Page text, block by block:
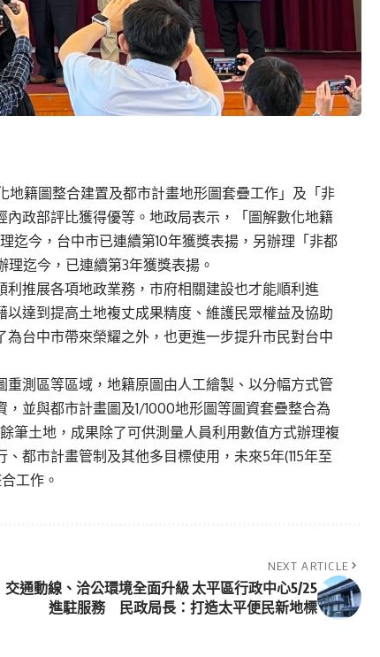
地籍圖整合建置及都市計畫地形圖套疊工作」及「非
政部評比獲得優等。地政局表示，「圖解數化地籍
迄今，台中市已連續第10年獲獎表揚，另辦理「非都
理迄今，已連續第3年獲獎表揚。
推展各項地政業務，市府相關建設也才能順利進
達到提高土地複丈成果精度、維護民眾權益及協助
台中市帶來榮耀之外，也更進一步提升市民對台中
測區等區域，地籍原圖由人工繪製、以分幅方式管
並與都市計畫圖及1/1000地形圖等圖資套疊整合為
筆土地，成果除了可供測量人員利用數值方式辦理複
都市計畫管制及其他多目標使用，未來5年(115年至
工作。
NEXT ARTICLE
交通動線、洽公環境全面升級 太平區行政中心5/25
進駐服務 民政局長：打造太平便民新地標